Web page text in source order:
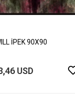
İPEK 90X90
USD